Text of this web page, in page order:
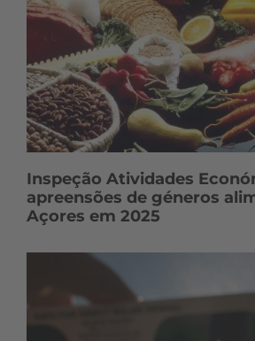
Inspeção Atividades
apreensões de géneros
Açores em 2025